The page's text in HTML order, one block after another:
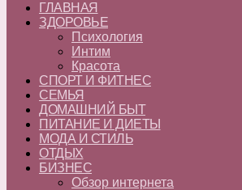
ГЛАВНАЯ
ЗДОРОВЬЕ
Психология
Интим
Красота
СПОРТ И ФИТНЕС
СЕМЬЯ
ДОМАШНИЙ БЫТ
ПИТАНИЕ И ДИЕТЫ
МОДА И СТИЛЬ
ОТДЫХ
БИЗНЕС
Обзор интернета